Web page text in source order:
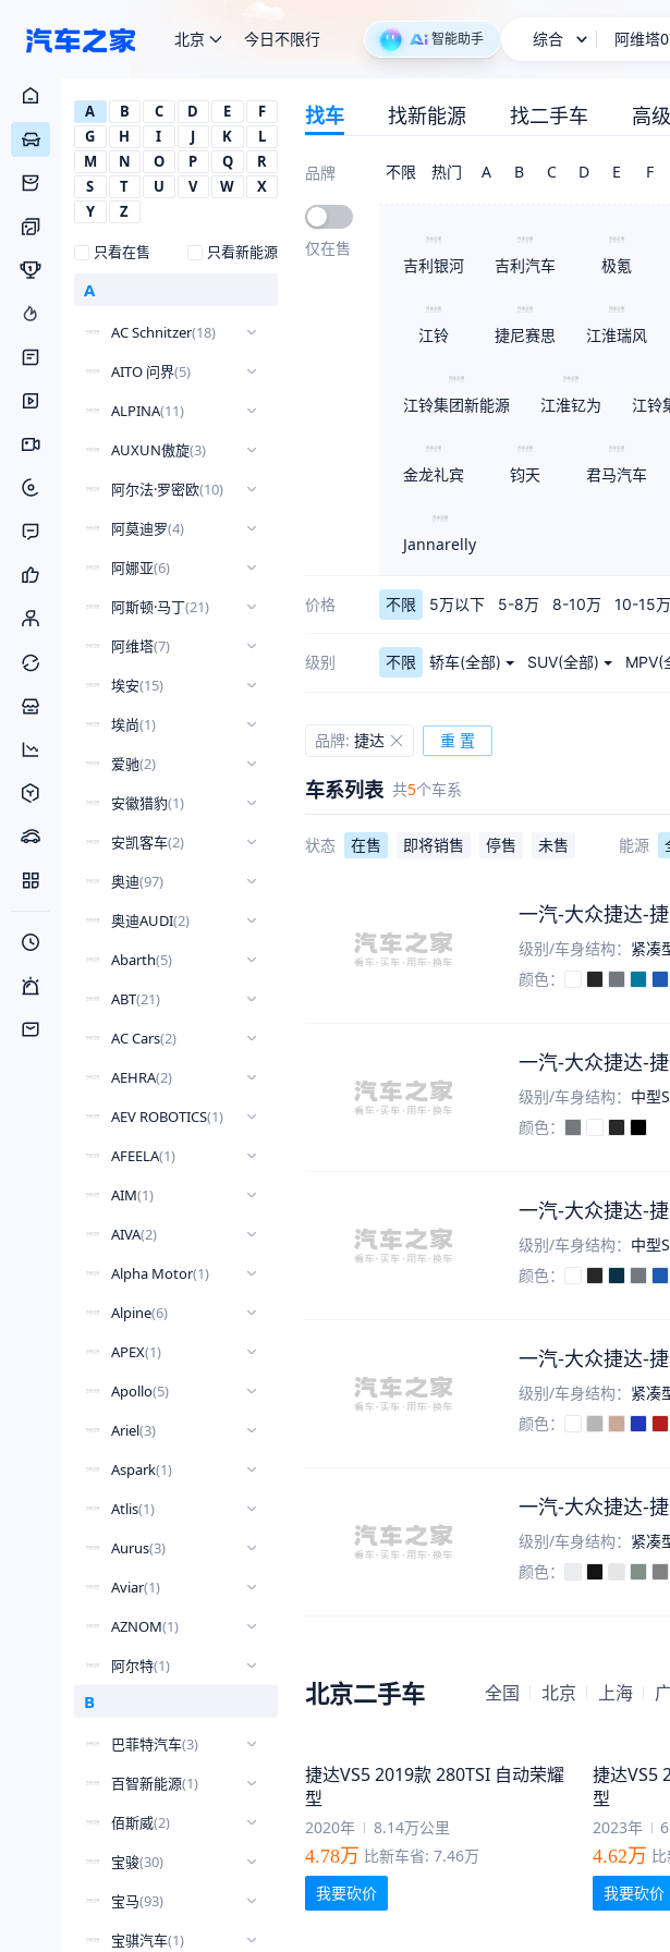
北京 今日不限行 智能助手 综合 长城
A B C D E
F
G
H I J K
L
M
N O P Q
R
S
T U V W
X
Y
Z
只看在售 只看新能源
A
AC Schnitzer(18)
AITO 问界(5)
ALPINA(11)
AUXUN傲旋(3)
阿尔法·罗密欧(10)
阿莫迪罗(4)
阿娜亚(6)
阿斯顿·马丁(21)
阿维塔(7)
埃安(15)
埃尚(1)
爱驰(2)
安徽猎豹(1)
安凯客车(2)
奥迪(97)
奥迪AUDI(2)
Abarth(5)
ABT(21)
AC Cars(2)
AEHRA(2)
AEV ROBOTICS(1)
AFEELA(1)
AIM(1)
AIVA(2)
Alpha Motor(1)
Alpine(6)
APEX(1)
Apollo(5)
Ariel(3)
Aspark(1)
Atlis(1)
Aurus(3)
Aviar(1)
AZNOM(1)
阿尔特(1)
B
巴菲特汽车(3)
百智新能源(1)
佰斯威(2)
宝骏(30)
宝马(93)
宝骐汽车(1)
找车 找新能源 找二手车 高
品牌 不限 热门 A B C D E F
仅在售
吉利银河
吉利汽车 极氪
江铃 捷尼赛思 江淮瑞风
江铃集团新能源 江淮钇为 江铃
金龙礼宾 钧天 君马汽车
Jannarelly
价格 不限 5万以下 5-8万 8-10万 10-15万
级别 不限 轿车(全部) SUV(全部) MPV(
品牌: 捷达 重 置
车系列表 共5个车系
状态 在售 即将销售 停售 未售 能源
一汽-大众捷达-
级别/车身结构： 紧凑
颜色：
一汽-大众捷达-
级别/车身结构： 中型
颜色：
一汽-大众捷达-
级别/车身结构： 中型
颜色：
一汽-大众捷达-
级别/车身结构： 紧凑
颜色：
一汽-大众捷达-
级别/车身结构： 紧凑
颜色：
北京二手车 全国 北京 上海
捷达VS5 2019款 280TSI 自动荣耀
型
2020年 8.14万公里
4.78万 比新车省: 7.46万
我要砍价
捷达VS5
型
2023年
4.62万
我要砍价